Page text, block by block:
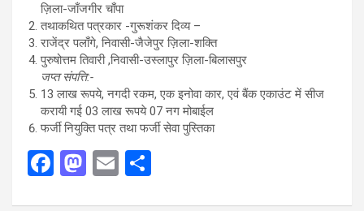
ज़िला-जाँजगीर चाँपा
तथाकथित पत्रकार -गुरूशंकर दिव्य –
⁠राजेंद्र पलाँगे, निवासी-जैजेपुर ज़िला-शक्ति
⁠पुरुषोत्तम तिवारी ,निवासी-उस्लापुर ज़िला-बिलासपुर
जप्त संपत्ति:-
13 लाख रूपये, नगदी रकम, एक इनोवा कार, एवं बैंक एकाउंट में सीज
करायी गई 03 लाख रूपये 07 नग मोबाईल
फर्जी नियुक्ति पत्र तथा फर्जी सेवा पुस्तिका
F
M E